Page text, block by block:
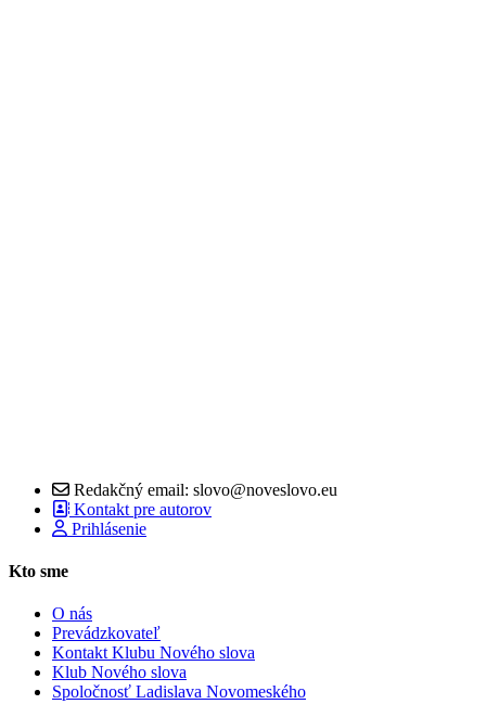
Redakčný email: slovo@noveslovo.eu
Kontakt pre autorov
Prihlásenie
Kto sme
O nás
Prevádzkovateľ
Kontakt Klubu Nového slova
Klub Nového slova
Spoločnosť Ladislava Novomeského